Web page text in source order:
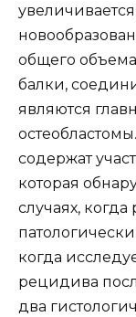
общего
балки,
являются
содержат
которая
случаях,
когда
рецидива
два